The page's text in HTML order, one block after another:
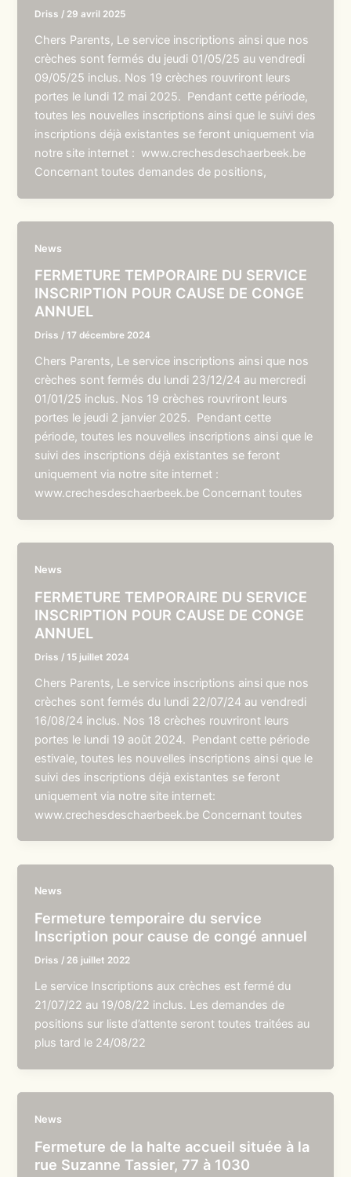
Driss / 29 avril 2025
Chers Parents, Le service inscriptions ainsi que nos
crèches sont fermés du jeudi 01/05/25 au vendredi
09/05/25 inclus. Nos 19 crèches rouvriront leurs
portes le lundi 12 mai 2025. Pendant cette période,
toutes les nouvelles inscriptions ainsi que le suivi des
inscriptions déjà existantes se feront uniquement via
notre site internet : www.crechesdeschaerbeek.be
Concernant toutes demandes de positions,
News
FERMETURE TEMPORAIRE DU SERVICE
INSCRIPTION POUR CAUSE DE CONGE
ANNUEL
Driss /17 décembre 2024
Chers Parents, Le service inscriptions ainsi que nos
crèches sont fermés du lundi 23/12/24 au mercredi
01/01/25 inclus. Nos 19 crèches rouvriront leurs
portes le jeudi 2 janvier 2025. Pendant cette
période, toutes les nouvelles inscriptions ainsi que le
suivi des inscriptions déjà existantes se feront
uniquement via notre site internet :
www.crechesdeschaerbeek.be Concernant toutes
News
FERMETURE TEMPORAIRE DU SERVICE
INSCRIPTION POUR CAUSE DE CONGE
ANNUEL
Driss /15 juillet 2024
Chers Parents, Le service inscriptions ainsi que nos
crèches sont fermés du lundi 22/07/24 au vendredi
16/08/24 inclus. Nos 18 crèches rouvriront leurs
portes le lundi 19 août 2024. Pendant cette période
estivale, toutes les nouvelles inscriptions ainsi que le
suivi des inscriptions déjà existantes se feront
uniquement via notre site internet:
www.crechesdeschaerbeek.be Concernant toutes
News
Fermeture temporaire du service
Inscription pour cause de congé annuel
Driss / 26 juillet 2022
Le service Inscriptions aux crèches est fermé du
21/07/22 au 19/08/22 inclus. Les demandes de
positions sur liste d’attente seront toutes traitées au
plus tard le 24/08/22
News
Fermeture de la halte accueil située à la
rue Suzanne Tassier, 77 à 1030